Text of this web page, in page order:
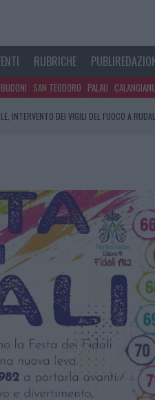
RUBRICHE
BUDONI SAN TEODORO PALAU
INTERVENTO DEI VIGILI DEL FUOCO A